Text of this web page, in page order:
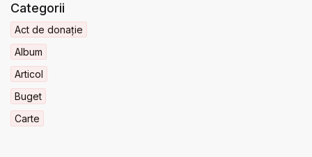
Categorii
Act de donație
Album
Articol
Buget
Carte